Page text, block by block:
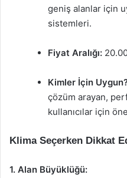
geniş alanlar için
sistemleri.
Fiyat Aralığı:
Kimler İçin
çözüm arayan,
kullanıcılar için
Klima Seçerken Dikkat
1. Alan Büyüklüğü: